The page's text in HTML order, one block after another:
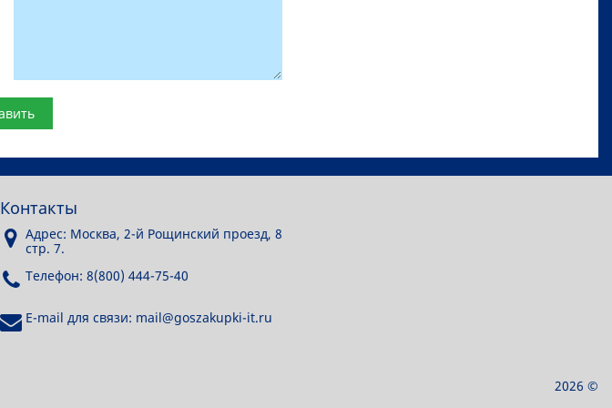
Контакты
Адрес: Москва, 2-й Рощинский проезд, 8
стр. 7.
Телефон: 8(800) 444-75-40
E-mail для связи: mail@goszakupki-it.ru
2026 ©